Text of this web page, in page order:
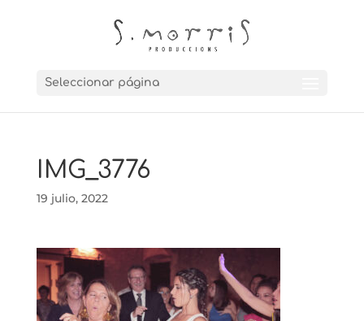
Seleccionar página
IMG_3776
19 julio, 2022